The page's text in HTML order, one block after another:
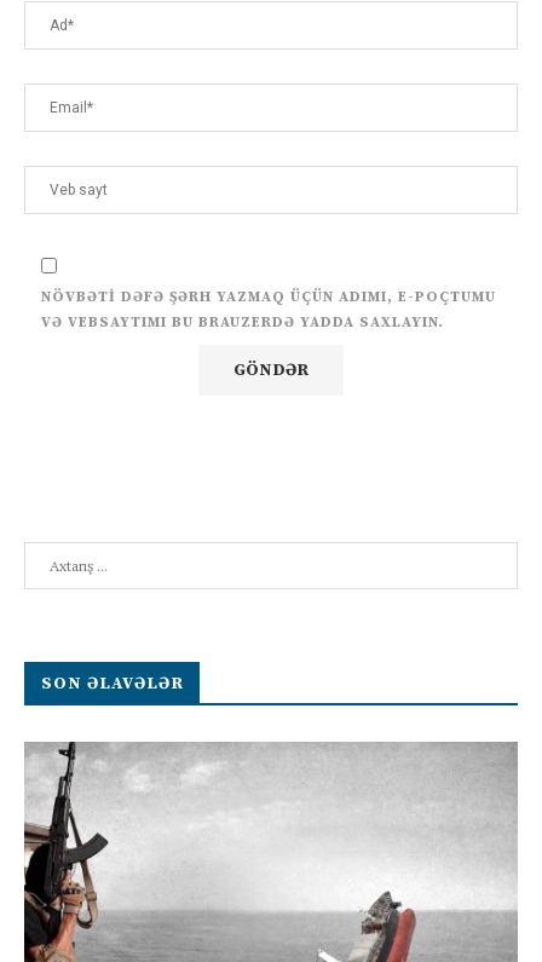
NÖVBƏTI DƏFƏ ŞƏRH YAZMAQ ÜÇÜN ADIMI, E-POÇTUMU
VƏ VEBSAYTIMI BU BRAUZERDƏ YADDA SAXLAYIN.
SON ƏLAVƏLƏR